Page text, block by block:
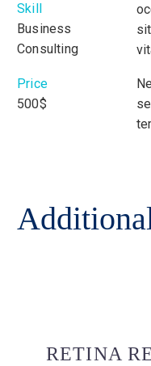
Skill
Business
Consulting
Price
500$
RETINA